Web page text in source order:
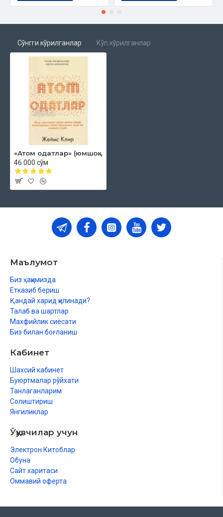
Сўнгги кўрилганлар Кўп кўрилганлар
«Атом одатлар» (юмшоқ муқова)
46 000 сўм
Маълумот
Биз ҳақимизда
Етказиб бериш
Қандай харид қилинади?
Талаб ва шартлар
Махфийлик сиёсати
Биз билан боғланиш
Кабинет
Шахсий кабинет
Буюртмалар рўйхати
Танлаганларим
Солиштириш
Янгиликлар
Ўқувчилар учун
Электрон Китоблар
Обуна
Сайт харитаси
Оммавий оферта